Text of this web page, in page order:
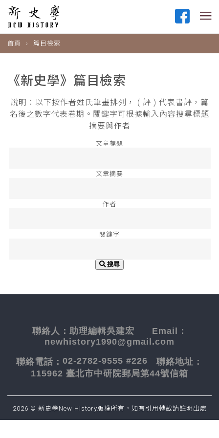
首頁 篇目檢索
《新史學》篇目檢索
說明：以下按作者姓氏筆畫排列， ( 評 ) 代表書評，篇
名後之數字代表卷期。關鍵字可根據輸入內容搜尋標題
摘要與作者
文章標題
文章摘要
作者
關鍵字
搜尋
聯絡人： 助理編輯吳建宏 Email：
newhistory1990@gmail.com
聯絡電話： 02-2782-9555 #226 聯絡地址：
115962 臺北市中研院郵局第44號信箱
2026 © 新史學New History版權所有，如有引用轉載請註明出處